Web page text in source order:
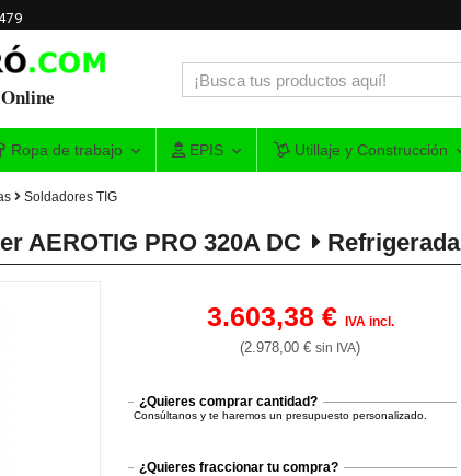
Ropa de trabajo EPIS Utillaje y Construcción
Soldadores TIG
AEROTIG PRO 320A DC Refrigerada
3.603,38 € IVA incl.
(2.978,00 €sin IVA)
¿Quieres comprar cantidad?
Consúltanos y te haremos un presupuesto personalizado.
¿Quieres fraccionar tu compra?